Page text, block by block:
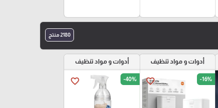
2180 منتج
أدوات و مواد تنظيف
favorite_border -16%
أدوات و مواد تنظيف
favorite_border -40%